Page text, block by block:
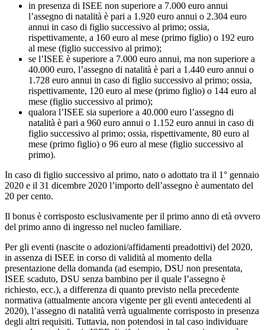
in presenza di ISEE non superiore a 7.000 euro annui
l’assegno di natalità è pari a 1.920 euro annui o 2.304 euro
annui in caso di figlio successivo al primo; ossia,
rispettivamente, a 160 euro al mese (primo figlio) o 192 euro
al mese (figlio successivo al primo);
se l’ISEE è superiore a 7.000 euro annui, ma non superiore a
40.000 euro, l’assegno di natalità è pari a 1.440 euro annui o
1.728 euro annui in caso di figlio successivo al primo; ossia,
rispettivamente, 120 euro al mese (primo figlio) o 144 euro al
mese (figlio successivo al primo);
qualora l’ISEE sia superiore a 40.000 euro l’assegno di
natalità è pari a 960 euro annui o 1.152 euro annui in caso di
figlio successivo al primo; ossia, rispettivamente, 80 euro al
mese (primo figlio) o 96 euro al mese (figlio successivo al
primo).
In caso di figlio successivo al primo, nato o adottato tra il 1° gennaio
2020 e il 31 dicembre 2020 l’importo dell’assegno è aumentato del
20 per cento.
Il bonus è corrisposto esclusivamente per il primo anno di età ovvero
del primo anno di ingresso nel nucleo familiare.
Per gli eventi (nascite o adozioni/affidamenti preadottivi) del 2020,
in assenza di ISEE in corso di validità al momento della
presentazione della domanda (ad esempio, DSU non presentata,
ISEE scaduto, DSU senza bambino per il quale l’assegno è
richiesto, ecc.), a differenza di quanto previsto nella precedente
normativa (attualmente ancora vigente per gli eventi antecedenti al
2020), l’assegno di natalità verrà ugualmente corrisposto in presenza
degli altri requisiti. Tuttavia, non potendosi in tal caso individuare